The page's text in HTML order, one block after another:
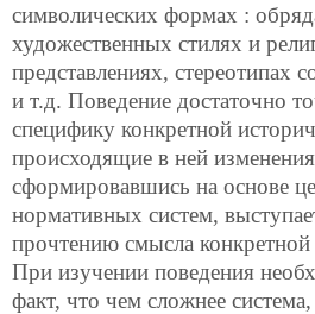
символических формах :
художественных стилях и
представлениях, стереотипах
и т.д. Поведение достаточно
специфику конкретной
происходящие в ней
сформировавшись на основе
нормативных систем,
прочтению смысла конкретной
При изучении поведения
факт, что чем сложнее